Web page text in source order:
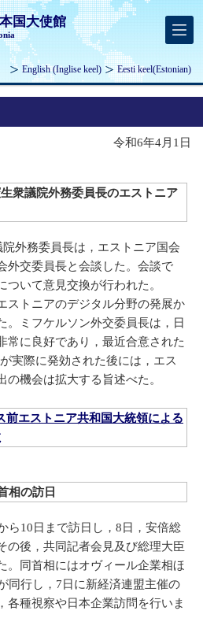
国大使館
English(Inglise keel) Eesti keel(Estonian)
令和6年4月1日
衆議院外務委員長のエストニア
外務委員長は，エストニア国会
外交委員長と会談した。会談で
ついて意見交換が行われた。
ストニアのデジタル分野の発展か
。ミフケルソン外交委員長は，日
常に良好であり，最近合意された
実際に発効された後には，エス
の機会は拡大する旨述べた。
前エストニア共和国大統領による
相の訪日
ら10日まで訪日し，8日，安倍総
の後，共同記者会見及び総理大臣
。同首相にはオヴィール企業相ほ
同行し，7日に新経済連盟主催の
各種視察や日本企業訪問を行いま